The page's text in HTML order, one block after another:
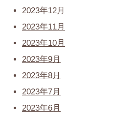
2023年12月
2023年11月
2023年10月
2023年9月
2023年8月
2023年7月
2023年6月